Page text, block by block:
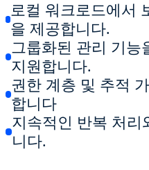
로컬 워크로드에서
을 제공합니다.
그룹화된 관리 기능
지원합니다.
권한 계층 및 추적
합니다
지속적인 반복 처리
니다.